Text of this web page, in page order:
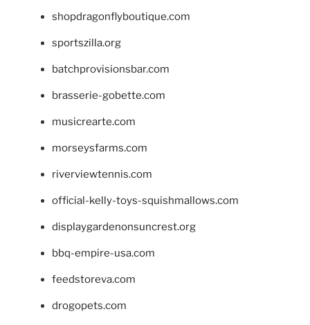
shopdragonflyboutique.com
sportszilla.org
batchprovisionsbar.com
brasserie-gobette.com
musicrearte.com
morseysfarms.com
riverviewtennis.com
official-kelly-toys-squishmallows.com
displaygardenonsuncrest.org
bbq-empire-usa.com
feedstoreva.com
drogopets.com